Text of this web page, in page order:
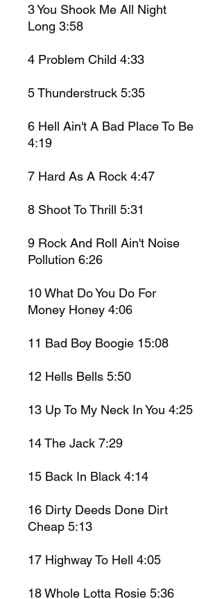
3You Shook Me All Night
Long 3:58
4 Problem Child 4:33
5Thunderstruck 5:35
6 Hell Ain't A Bad Place To Be
4:19
7 Hard As A Rock 4:47
8 Shoot To Thrill 5:31
9 Rock And Roll Ain't Noise
Pollution 6:26
10What Do You Do For
Money Honey 4:06
11 Bad Boy Boogie 15:08
12 Hells Bells 5:50
13 Up To My Neck In You 4:25
14The Jack 7:29
15 Back In Black 4:14
16 Dirty Deeds Done Dirt
Cheap 5:13
17 Highway To Hell 4:05
18Whole Lotta Rosie 5:36